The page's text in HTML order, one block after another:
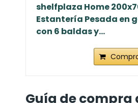
shelfplaza Home
Estantería Pesada en
con 6 baldas y...
Guía de compra